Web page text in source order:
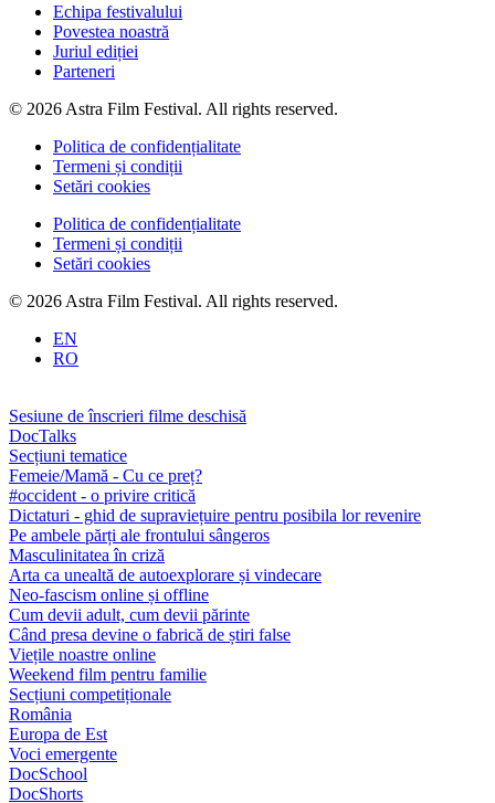
Echipa festivalului
Povestea noastră
Juriul ediției
Parteneri
© 2026 Astra Film Festival. All rights reserved.
Politica de confidențialitate
Termeni și condiții
Setări cookies
Politica de confidențialitate
Termeni și condiții
Setări cookies
© 2026 Astra Film Festival. All rights reserved.
EN
RO
Sesiune de înscrieri filme deschisă
DocTalks
Secțiuni tematice
Femeie/Mamă - Cu ce preț?
#occident - o privire critică
Dictaturi - ghid de supraviețuire pentru posibila lor revenire
Pe ambele părți ale frontului sângeros
Masculinitatea în criză
Arta ca unealtă de autoexplorare și vindecare
Neo-fascism online și offline
Cum devii adult, cum devii părinte
Când presa devine o fabrică de știri false
Viețile noastre online
Weekend film pentru familie
Secțiuni competiționale
România
Europa de Est
Voci emergente
DocSchool
DocShorts